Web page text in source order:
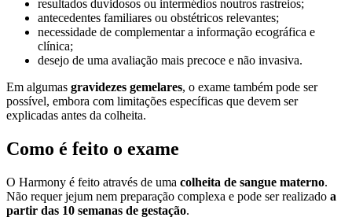
resultados duvidosos ou intermédios noutros rastreios;
antecedentes familiares ou obstétricos relevantes;
necessidade de complementar a informação ecográfica e
clínica;
desejo de uma avaliação mais precoce e não invasiva.
Em algumas gravidezes gemelares, o exame também pode ser
possível, embora com limitações específicas que devem ser
explicadas antes da colheita.
Como é feito o exame
O Harmony é feito através de uma colheita de sangue materno.
Não requer jejum nem preparação complexa e pode ser realizado a
partir das 10 semanas de gestação.